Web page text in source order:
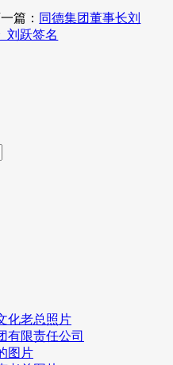
篇： 同德集团董事长刘
刘跃签名
化老总照片
有限责任公司
图片